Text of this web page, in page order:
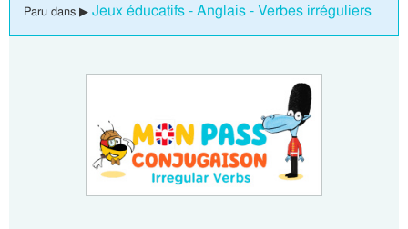
Paru dans ▶ Jeux éducatifs - Anglais - Verbes irréguliers